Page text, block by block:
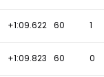
+1:09.622 60 1
+1:09.823 60 0